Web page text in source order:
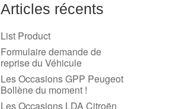
Articles récents
List Product
Formulaire demande de
reprise du Véhicule
Les Occasions GPP Peugeot
Bollène du moment !
Les Occasions LDA Citroën